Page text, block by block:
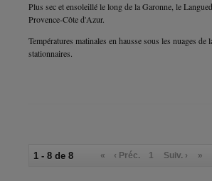
Plus sec et ensoleillé le long de la Garonne, le
Provence-Côte d'Azur.
Températures matinales en hausse sous les nuages
stationnaires.
1 - 8 de 8 « ‹ Préc. 1 Suiv. › »